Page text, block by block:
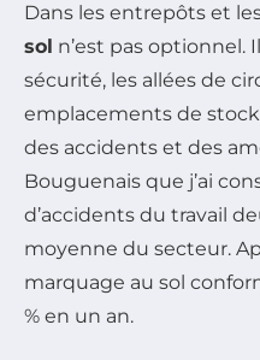
Dans les entrepôts et
sol n’est pas optionnel.
sécurité, les allées de
emplacements de
des accidents et des
Bouguenais que j’ai
d’accidents du travail
moyenne du secteur.
marquage au sol
% en un an.